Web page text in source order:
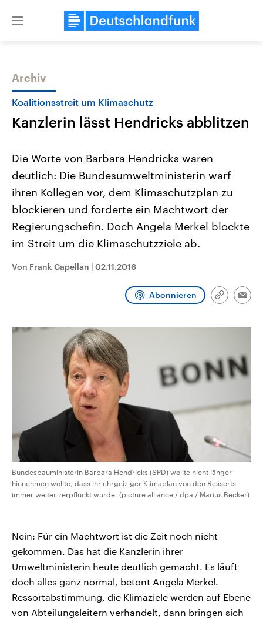
Close
Themen
Landtagswahl Sachsen-Anhalt
2026
Alle Informationen
Sachsen-Anhalt wählt am 6.
September 2026 einen neuen
Bundesland von einer Koalition aus
CDU, SPD und FDP regiert.-
Wahlprogramme, aktuelle Berichte
und Hintergründe zu den Parteien
USA
Aktuelle Beiträge,
Hintergründe
Wirtschaftlich und
gehören die Vereinigten
Programm Podcasts
Audio-Archiv
Archiv
Koalitionsstreit um Klimaschutz
Kanzlerin lässt Hendricks abblitzen
Die Worte von Barbara Hendricks waren
deutlich: Die Bundesumweltministerin warf
ihren Kollegen vor, dem Klimaschutzplan zu
blockieren und forderte ein Machtwort der
Regierungschefin. Doch Angela Merkel blockte
im Streit um die Klimaschutzziele ab.
Von Frank Capellan | 02.11.2016
Abonnieren
Link
Bundesbauministerin Barbara Hendricks (SPD) wollte nicht länger
hinnehmen wollte, dass ihr ehrgeiziger Klimaplan von den Ressorts
immer weiter zerpflückt wurde. (picture alliance / dpa / Marius Becker)
Nein: Für ein Machtwort ist die Zeit noch nicht
gekommen. Das hat die Kanzlerin ihrer
Umweltministerin heute deutlich gemacht. Es läuft
doch alles ganz normal, betont Angela Merkel.
Ressortabstimmung, die Klimaziele werden auf Ebene
von Abteilungsleitern verhandelt, dann bringen sich